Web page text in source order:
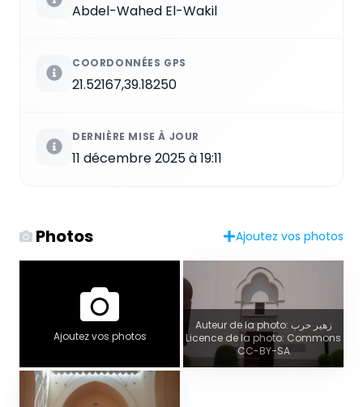
Abdel-Wahed El-Wakil
COORDONNÉES GPS
21.52167,39.18250
DERNIÈRE MISE À JOUR
11 décembre 2025 à 19:11
Photos Ajoutez vos photos
Ajoutez vos photos
Auteur de la photo: زهير حرب
Licence de la photo: Commons
CC-BY-SA